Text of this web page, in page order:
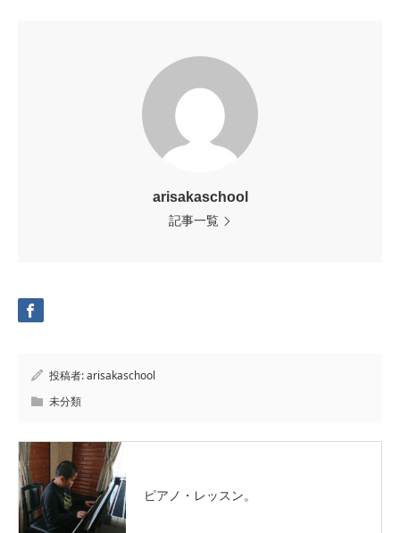
arisakaschool
記事一覧
投稿者:arisakaschool
未分類
ピアノ・レッスン。